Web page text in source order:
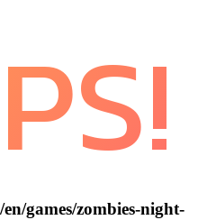
games/zombies-night-